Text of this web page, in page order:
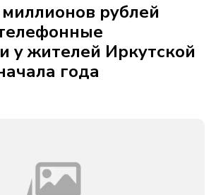
рублей
у жителей Иркутской
года